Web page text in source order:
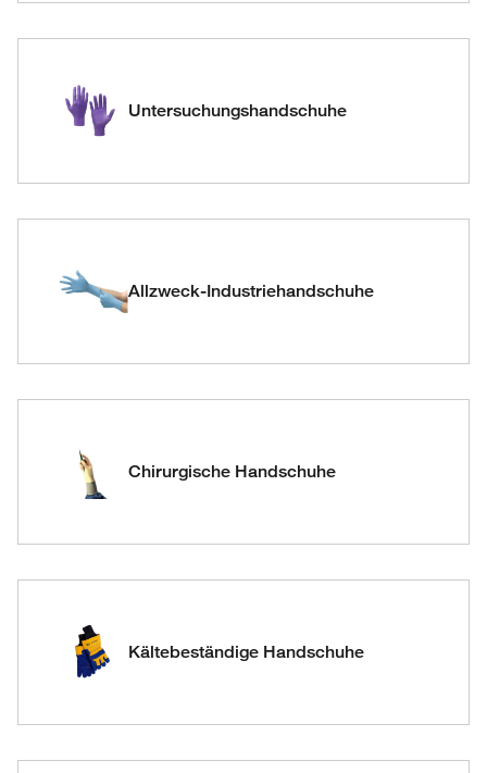
Untersuchungshandschuhe
Allzweck-Industriehandschuhe
Chirurgische Handschuhe
Kältebeständige Handschuhe